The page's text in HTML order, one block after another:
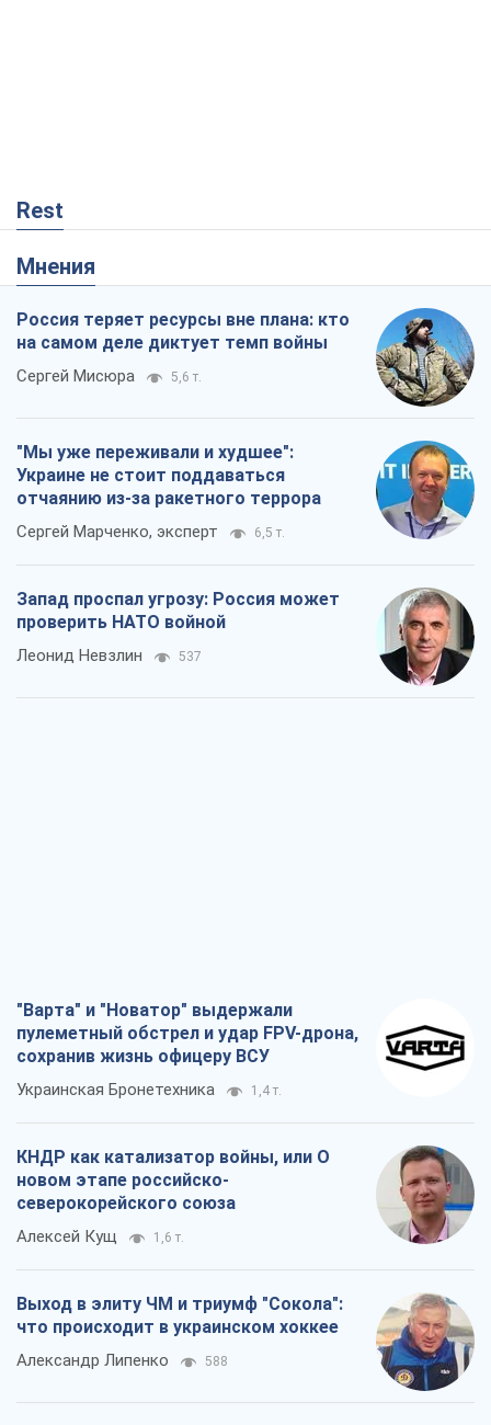
Rest
Мнения
Россия теряет ресурсы вне плана: кто
на самом деле диктует темп войны
Сергей Мисюра 5,6 т.
"Мы уже переживали и худшее":
Украине не стоит поддаваться
отчаянию из-за ракетного террора
Сергей Марченко, эксперт 6,5 т.
Запад проспал угрозу: Россия может
проверить НАТО войной
Леонид Невзлин 537
"Варта" и "Новатор" выдержали
пулеметный обстрел и удар FPV-дрона,
сохранив жизнь офицеру ВСУ
Украинская Бронетехника 1,4 т.
КНДР как катализатор войны, или О
новом этапе российско-
северокорейского союза
Алексей Кущ 1,6 т.
Выход в элиту ЧМ и триумф "Сокола":
что происходит в украинском хоккее
Александр Липенко 588